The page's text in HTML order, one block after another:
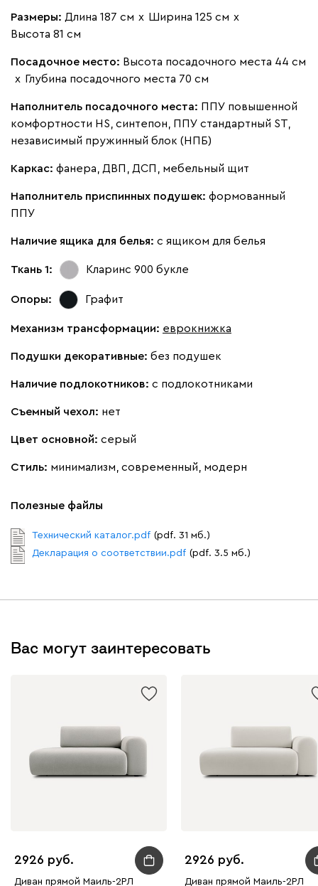
Размеры: Длина 187 см х Ширина 125 см х
Высота 81 см
Посадочное место: Высота посадочного места 44 см
х Глубина посадочного места 70 см
Наполнитель посадочного места: ППУ повышенной
комфортности HS, синтепон, ППУ стандартный ST,
независимый пружинный блок (НПБ)
Каркас: фанера, ДВП, ДСП, мебельный щит
Наполнитель приспинных подушек: формованный
ППУ
Наличие ящика для белья: с ящиком для белья
Ткань 1: Кларинс 900 букле
Опоры: Графит
Механизм трансформации: еврокнижка
Подушки декоративные: без подушек
Наличие подлокотников: с подлокотниками
Съемный чехол: нет
Цвет основной: серый
Стиль: минимализм, современный, модерн
Полезные файлы
Технический каталог.pdf (pdf. 31 мб.)
Декларация о соответствии.pdf (pdf. 3.5 мб.)
Вас могут заинтересовать
2926
Диван прямой Маиль-2РЛ
2926
Диван прямой Маиль-2РЛ